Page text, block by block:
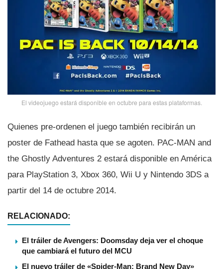
El videojuego estará disponible en octubre para estas plataformas.
Quienes pre-ordenen el juego también recibirán un
poster de Fathead hasta que se agoten. PAC-MAN and
the Ghostly Adventures 2 estará disponible en América
para PlayStation 3, Xbox 360, Wii U y Nintendo 3DS a
partir del 14 de octubre 2014.
RELACIONADO:
El tráiler de Avengers: Doomsday deja ver el choque
que cambiará el futuro del MCU
El nuevo tráiler de «Spider-Man: Brand New Day»